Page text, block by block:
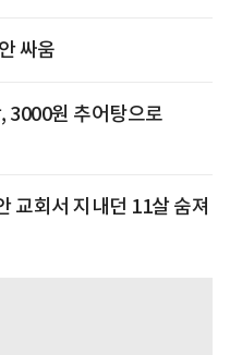
싸움
3000원 추어탕으로
교회서 지내던 11살 숨져